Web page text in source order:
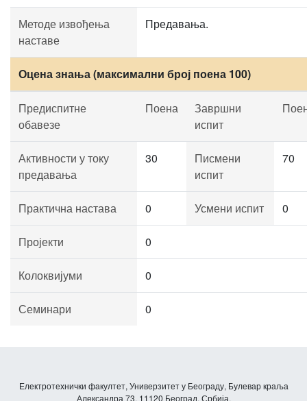
Методе извођења
наставе
Предавања.
Оцена знања (максимални број поена 100)
Предиспитне
обавезе
Поена
Завршни
испит
Активности у току
предавања
30
Писмени
испит
70
Практична настава 0 Усмени испит 0
Пројекти 0
Колоквијуми 0
Семинари 0
Електротехнички факултет, Универзитет у Београду, Булевар краља
Александра 73, 11120 Београд, Србија.